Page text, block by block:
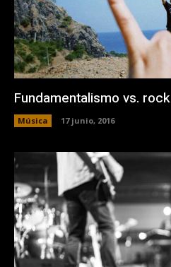
Fundamentalismo vs. rock
Música 17 junio, 2016